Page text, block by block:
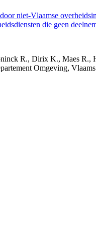
niet-Vlaamse
die geen
R., Dirix K., Maes
Omgeving,